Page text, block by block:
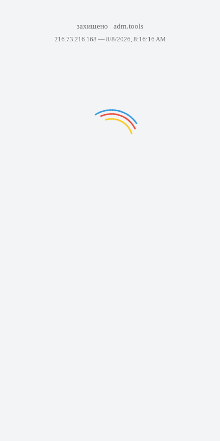
захищено adm.tools
216.73.216.168 — 8/8/2026, 8:16:16 AM